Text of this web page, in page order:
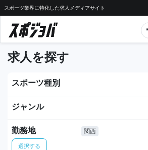
スポーツ業界に特化した求人メディアサイト
求人を探す
スポーツ種別
ジャンル
勤務地
選択する
関西